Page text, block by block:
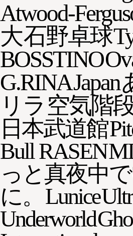
Atwood-
大石野卓球
BOSSTINO
G.RINAJapan
リラ 空気階
日本武道館
Bull RASEN
っと真夜中
に。 Lunice
Underworld